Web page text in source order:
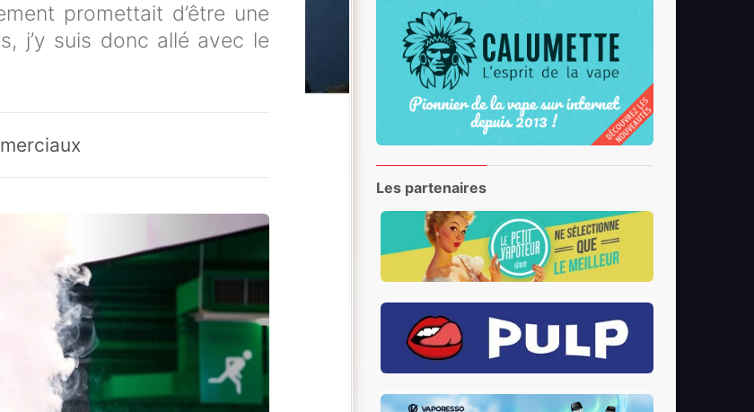
promettait d’être une
j’y suis donc allé avec le
Les partenaires